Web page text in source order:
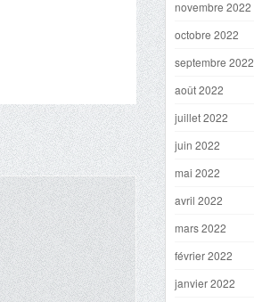
novembre 2022
octobre 2022
septembre 2022
août 2022
juillet 2022
juin 2022
mai 2022
avril 2022
mars 2022
février 2022
janvier 2022